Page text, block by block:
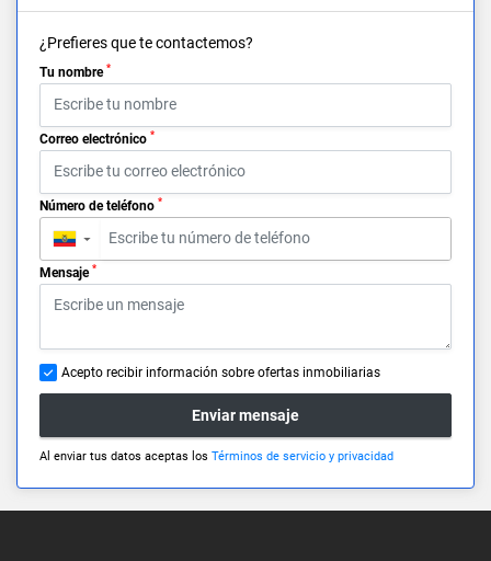
¿Prefieres que te contactemos?
Tu nombre *
Correo electrónico *
Número de teléfono *
▼
Mensaje *
Acepto recibir información sobre ofertas inmobiliarias
Enviar mensaje
Al enviar tus datos aceptas los Términos de servicio y privacidad